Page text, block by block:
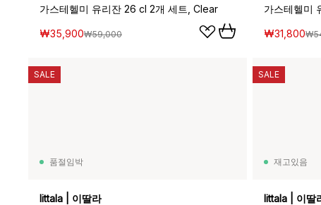
가스테헬미 유리잔 26 cl 2개 세트, Clear
₩35,900₩59,000
가스테헬미
₩31,800
품절임박
Iittala | 이딸라
SALE
재고있음
Iittala | 이딸
SALE